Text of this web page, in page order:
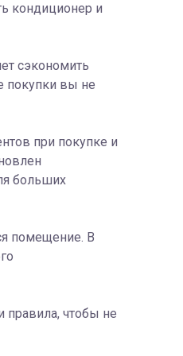
кондиционер и
сэкономить
покупки вы не
при покупке и
больших
помещение. В
правила, чтобы не